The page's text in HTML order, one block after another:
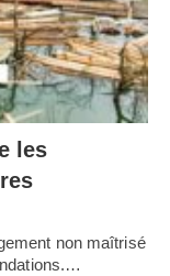
les
non maîtrisé